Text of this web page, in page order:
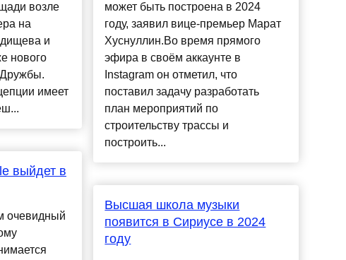
возле
на
и
нового
Дружбы.
имеет
выйдет в
очевидный
может быть построена в 2024
году, заявил вице-премьер Марат
Хуснуллин.Во время прямого
эфира в своём аккаунте в
Instagram он отметил, что
поставил задачу разработать
план мероприятий по
строительству трассы и
построить...
Высшая школа музыки
появится в Сириусе в 2024
году